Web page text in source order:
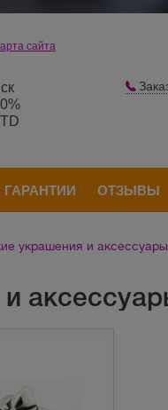
сайта
ГАРАНТИИ ОТЗЫВЫ
украшения и аксессуары